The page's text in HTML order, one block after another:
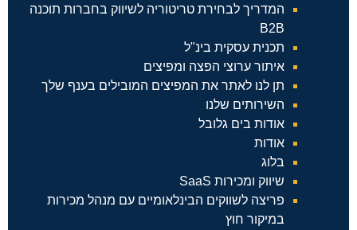
המדריך לבחירת טריטוריה לשיווק בחברות תוכנה
B2B
תכנית עסקית בינ"ל
איתור ערוצי הפצה ומפיצים
תן לנו לאתר את המפיצים המובילים בענף שלך
השירותים שלנו
אודות בים גלובל
אודות
בלוג
שיווק ומכירות SaaS
פריצה לשווקים הבינלאומיים עם מנהל מכירות
במיקור חוץ